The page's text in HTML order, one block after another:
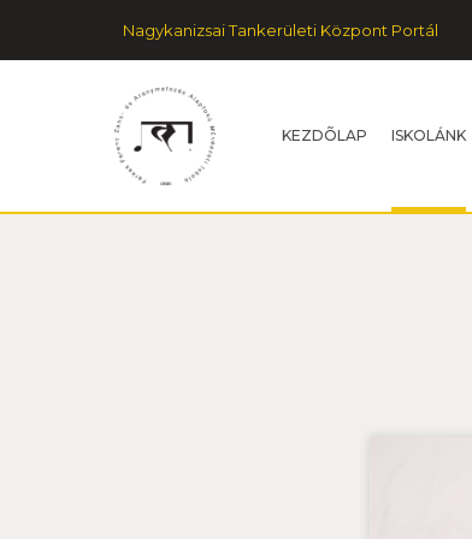
Nagykanizsai Tankerületi Központ Portál
KEZDÕLAP ISKOLÁNK